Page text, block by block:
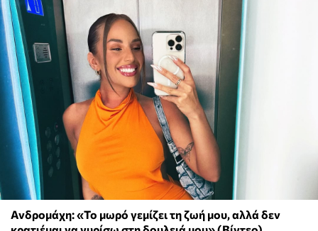
Ανδρομάχη: «Το μωρό γεμίζει τη ζωή μου, αλλά δεν